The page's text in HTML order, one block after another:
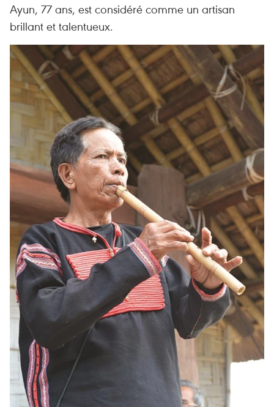
Ayun, 77 ans, est considéré comme un artisan
brillant et talentueux.